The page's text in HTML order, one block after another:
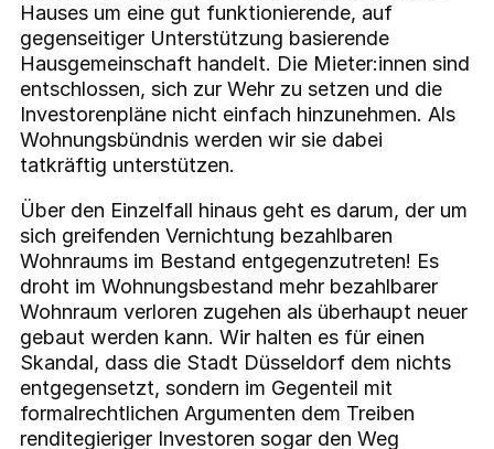
Hauses um eine gut funktionierende, auf
gegenseitiger Unterstützung basierende
Hausgemeinschaft handelt. Die Mieter:innen sind
entschlossen, sich zur Wehr zu setzen und die
Investorenpläne nicht einfach hinzunehmen. Als
Wohnungsbündnis werden wir sie dabei
tatkräftig unterstützen.
Über den Einzelfall hinaus geht es darum, der um
sich greifenden Vernichtung bezahlbaren
Wohnraums im Bestand entgegenzutreten! Es
droht im Wohnungsbestand mehr bezahlbarer
Wohnraum verloren zugehen als überhaupt neuer
gebaut werden kann. Wir halten es für einen
Skandal, dass die Stadt Düsseldorf dem nichts
entgegensetzt, sondern im Gegenteil mit
formalrechtlichen Argumenten dem Treiben
renditegieriger Investoren sogar den Weg